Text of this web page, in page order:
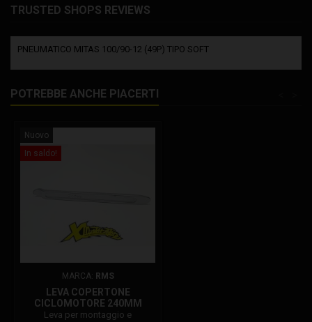
TRUSTED SHOPS REVIEWS
PNEUMATICO MITAS 100/90-12 (49P) TIPO SOFT
POTREBBE ANCHE PIACERTI
Nuovo
In saldo!
MARCA: RMS
LEVA COPERTONE
CICLOMOTORE 240MM
Leva per montaggio e